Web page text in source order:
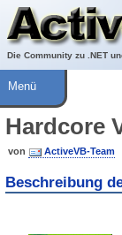
Die Community zu .NET
Über ActiveVB
Hilfe
Menü
Hardcore
von ActiveVB-Team
Beschreibung